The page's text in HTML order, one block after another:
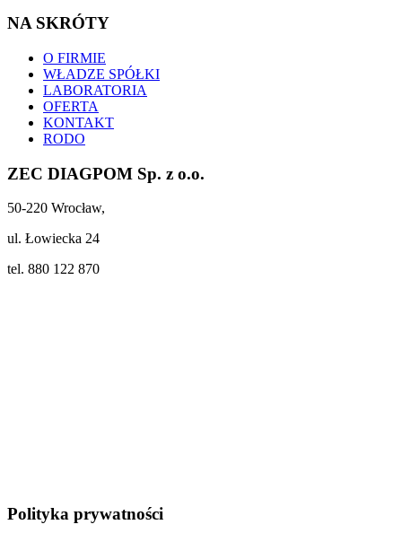
NA SKRÓTY
O FIRMIE
WŁADZE SPÓŁKI
LABORATORIA
OFERTA
KONTAKT
RODO
ZEC DIAGPOM Sp. z o.o.
50-220 Wrocław,
ul. Łowiecka 24
tel. 880 122 870
Polityka prywatności